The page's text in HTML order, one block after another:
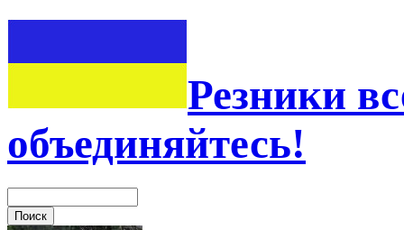
Резники
объединяйтесь!